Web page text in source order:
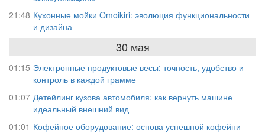
21:48 Кухонные мойки Omoikiri: эволюция функциональности
и дизайна
30 мая
01:15 Электронные продуктовые весы: точность, удобство и
контроль в каждой грамме
01:07 Детейлинг кузова автомобиля: как вернуть машине
идеальный внешний вид
01:01 Кофейное оборудование: основа успешной кофейни